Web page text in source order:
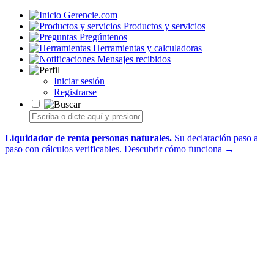
Gerencie.com
Productos y servicios
Pregúntenos
Herramientas y calculadoras
Mensajes recibidos
Iniciar sesión
Registrarse
Liquidador de renta personas naturales. Su declaración paso a
paso con cálculos verificables. Descubrir cómo funciona →